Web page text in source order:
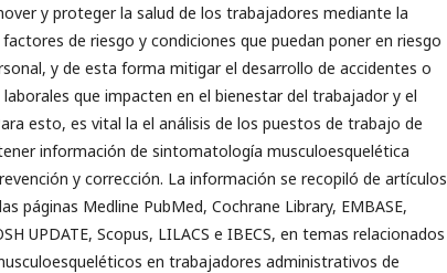
y proteger la salud de los trabajadores mediante la
de riesgo y condiciones que puedan poner en riesgo
y de esta forma mitigar el desarrollo de accidentes o
que impacten en el bienestar del trabajador y el
esto, es vital la el análisis de los puestos de trabajo de
información de sintomatología musculoesquelética
y corrección. La información se recopiló de artículos
páginas Medline PubMed, Cochrane Library, EMBASE,
UPDATE, Scopus, LILACS e IBECS, en temas relacionados
en trabajadores administrativos de